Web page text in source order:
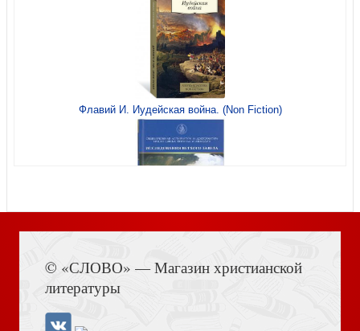
Путь домой. Истории бывших протестантов
Васильев Б. А зори здесь тихие
Флавий И. Иудейская война. (Non Fiction)
© «СЛОВО» — Магазин христианской
литературы